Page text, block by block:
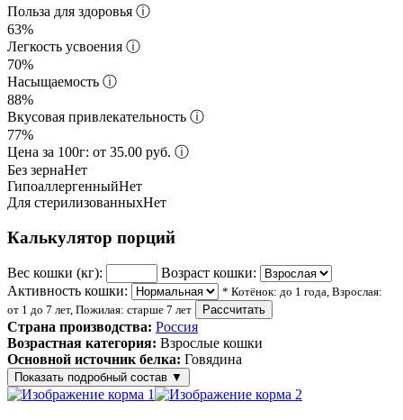
Польза для здоровья ⓘ
63%
Легкость усвоения ⓘ
70%
Насыщаемость ⓘ
88%
Вкусовая привлекательность ⓘ
77%
Цена за 100г: от 35.00 руб. ⓘ
Без зернаНет
ГипоаллергенныйНет
Для стерилизованныхНет
Калькулятор порций
Вес кошки (кг):
Возраст кошки:
Активность кошки:
* Котёнок: до 1 года, Взрослая:
от 1 до 7 лет, Пожилая: старше 7 лет
Рассчитать
Страна производства: Россия
Возрастная категория: Взрослые кошки
Основной источник белка: Говядина
Показать подробный состав ▼